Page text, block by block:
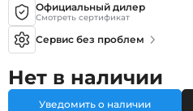
Официальный дилер
Смотреть сертификат
Сервис без проблем
Нет в наличии
Уведомить о наличии